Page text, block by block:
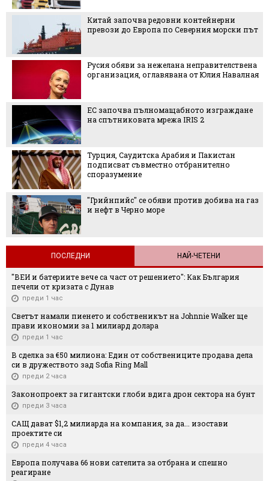
Китай започва редовни контейнерни
превози до Европа по Северния морски път
Русия обяви за нежелана неправителствена
организация, оглавявана от Юлия Навалная
ЕС започва пълномащабното изграждане
на спътниковата мрежа IRIS 2
Турция, Саудитска Арабия и Пакистан
подписват съвместно отбранително
споразумение
"Грийнпийс" се обяви против добива на газ
и нефт в Черно море
ПОСЛЕДНИ НАЙ-ЧЕТЕНИ
"ВЕИ и батериите вече са част от решението": Как България
печели от кризата с Дунав
преди 1 час
Светът намали пиенето и собственикът на Johnnie Walker ще
прави икономии за 1 милиард долара
преди 1 час
В сделка за €50 милиона: Един от собствениците продава дела
си в дружеството зад Sofia Ring Mall
преди 2 часа
Законопроект за гигантски глоби вдига дрон сектора на бунт
преди 3 часа
САЩ дават $1,2 милиарда на компания, за да... изостави
проектите си
преди 4 часа
Европа получава 66 нови сателита за отбрана и спешно
реагиране